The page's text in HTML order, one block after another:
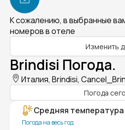
К сожалению, в выбранные
номеров в отеле
Изменить
Brindisi Погода.
Италия, Brindisi,
Погода
Средняя температура
Погода на весь год